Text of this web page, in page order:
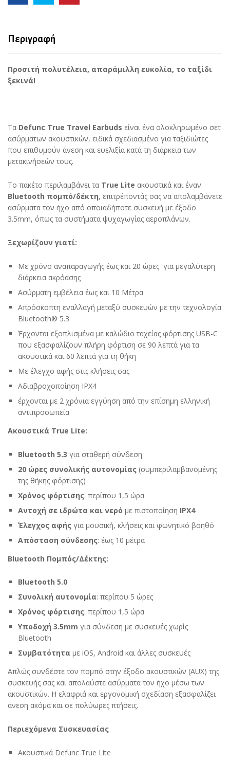
quantity
Περιγραφή
Προσιτή πολυτέλεια, απαράμιλλη ευκολία, το ταξίδι
ξεκινά!
Τα Defunc True Travel Earbuds είναι ένα ολοκληρωμένο σετ
ασύρματων ακουστικών, ειδικά σχεδιασμένο για ταξιδιώτες
που επιθυμούν άνεση και ευελιξία κατά τη διάρκεια των
μετακινήσεών τους.
Το πακέτο περιλαμβάνει τα True Lite ακουστικά και έναν
Bluetooth πομπό/δέκτη, επιτρέποντάς σας να απολαμβάνετε
ασύρματα τον ήχο από οποιαδήποτε συσκευή με έξοδο
3.5mm, όπως τα συστήματα ψυχαγωγίας αεροπλάνων.
Ξεχωρίζουν γιατί:
Με χρόνο αναπαραγωγής έως και 20 ώρες για μεγαλύτερη
διάρκεια ακρόασης
Ασύρματη εμβέλεια έως και 10 Μέτρα
Απρόσκοπτη εναλλαγή μεταξύ συσκευών με την τεχνολογία
Bluetooth® 5.3
Έρχονται εξοπλισμένα με καλώδιο ταχείας φόρτισης USB-C
που εξασφαλίζουν πλήρη φόρτιση σε 90 λεπτά για τα
ακουστικά και 60 λεπτά για τη θήκη
Με έλεγχο αφής στις κλήσεις σας
Αδιαβροχοποίηση IPX4
έρχονται με 2 χρόνια εγγύηση από την επίσημη ελληνική
αντιπροσωπεία
Ακουστικά True Lite:
Bluetooth 5.3 για σταθερή σύνδεση
20 ώρες συνολικής αυτονομίας (συμπεριλαμβανομένης
της θήκης φόρτισης)
Χρόνος φόρτισης: περίπου 1,5 ώρα
Αντοχή σε ιδρώτα και νερό με πιστοποίηση IPX4
Έλεγχος αφής για μουσική, κλήσεις και φωνητικό βοηθό
Απόσταση σύνδεσης: έως 10 μέτρα
Bluetooth Πομπός/Δέκτης:
Bluetooth 5.0
Συνολική αυτονομία: περίπου 5 ώρες
Χρόνος φόρτισης: περίπου 1,5 ώρα
Υποδοχή 3.5mm για σύνδεση με συσκευές χωρίς
Bluetooth
Συμβατότητα με iOS, Android και άλλες συσκευές
Απλώς συνδέστε τον πομπό στην έξοδο ακουστικών (AUX) της
συσκευής σας και απολαύστε ασύρματα τον ήχο μέσω των
ακουστικών. Η ελαφριά και εργονομική σχεδίαση εξασφαλίζει
άνεση ακόμα και σε πολύωρες πτήσεις.
Περιεχόμενα Συσκευασίας
Ακουστικά Defunc True Lite